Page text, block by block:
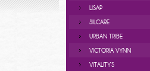
LISAP
SILCARE
URBAN TRIBE
VICTORIA VYNN
VITALITY'S